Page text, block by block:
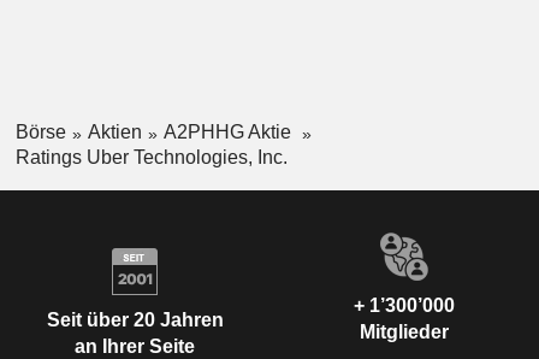
Börse Aktien
A2PHHG Aktie
Ratings Uber Technologies, Inc.
Seit über 20 Jahren
an Ihrer Seite
+ 1’300’000
Mitglieder